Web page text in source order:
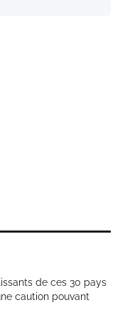
de ces 30 pays
caution pouvant